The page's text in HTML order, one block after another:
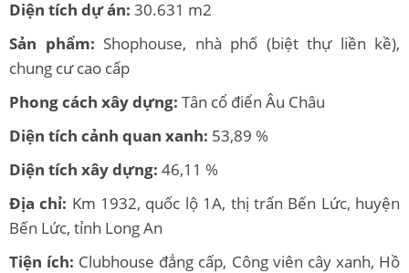
Diện tích dự án: 30.631 m2
Sản phẩm: Shophouse, nhà phố (biệt thự liền kề),
chung cư cao cấp
Phong cách xây dựng: Tân cổ điển Âu Châu
Diện tích cảnh quan xanh: 53,89 %
Diện tích xây dựng: 46,11 %
Địa chỉ: Km 1932, quốc lộ 1A, thị trấn Bến Lức, huyện
Bến Lức, tỉnh Long An
Tiện ích: Clubhouse đẳng cấp, Công viên cây xanh, Hồ